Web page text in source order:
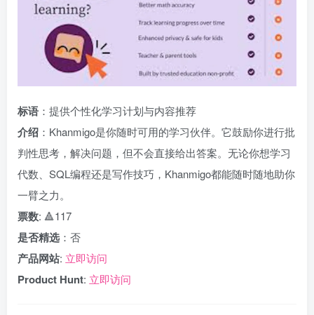
标语 ：提供个性化学习计划与内容推荐
介绍 ：Khanmigo是你随时可用的学习伙伴。它鼓励你进行批
判性思考，解决问题，但不会直接给出答案。无论你想学习
代数、SQL编程还是写作技巧，Khanmigo都能随时随地助你
一臂之力。
票数: 🔺117
是否精选 ：否
产品网站: 立即访问
Product Hunt: 立即访问